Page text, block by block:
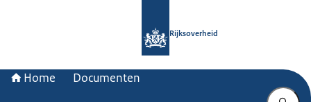
Rijksoverheid
Home Documenten